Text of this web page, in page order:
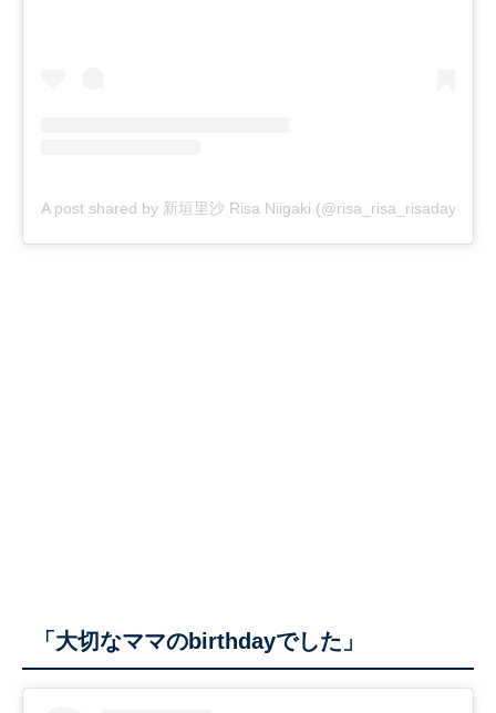
A post shared by 新垣里沙 Risa Niigaki (@risa_risa_risadayo)
「大切なママのbirthdayでした」